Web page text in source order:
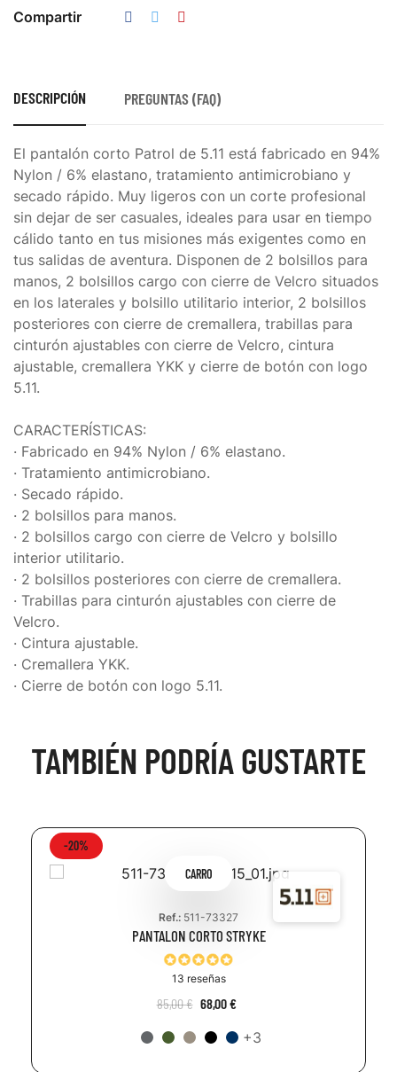
Compartir
DESCRIPCIÓN PREGUNTAS (FAQ)
El pantalón corto Patrol de 5.11 está fabricado en 94%
Nylon / 6% elastano, tratamiento antimicrobiano y
secado rápido. Muy ligeros con un corte profesional
sin dejar de ser casuales, ideales para usar en tiempo
cálido tanto en tus misiones más exigentes como en
tus salidas de aventura. Disponen de 2 bolsillos para
manos, 2 bolsillos cargo con cierre de Velcro situados
en los laterales y bolsillo utilitario interior, 2 bolsillos
posteriores con cierre de cremallera, trabillas para
cinturón ajustables con cierre de Velcro, cintura
ajustable, cremallera YKK y cierre de botón con logo
5.11.
CARACTERÍSTICAS:
· Fabricado en 94% Nylon / 6% elastano.
· Tratamiento antimicrobiano.
· Secado rápido.
· 2 bolsillos para manos.
· 2 bolsillos cargo con cierre de Velcro y bolsillo
interior utilitario.
· 2 bolsillos posteriores con cierre de cremallera.
· Trabillas para cinturón ajustables con cierre de
Velcro.
· Cintura ajustable.
· Cremallera YKK.
· Cierre de botón con logo 5.11.
TAMBIÉN PODRÍA GUSTARTE
-20%
CARRO
Ref.: 511-73327
PANTALON CORTO STRYKE
13 reseñas
85,00 € 68,00 €
+3